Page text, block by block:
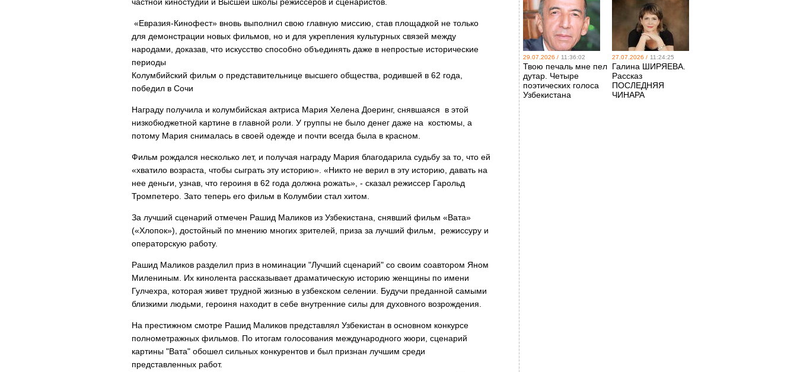
«Евразия-Кинофест» вновь выполнил свою главную миссию, став площадкой не только
для демонстрации новых фильмов, но и для укрепления культурных связей между
народами, доказав, что искусство способно объединять даже в непростые исторические
периоды
Колумбийский фильм о представительнице высшего общества, родившей в 62 года,
победил в Сочи
Награду получила и колумбийская актриса Мария Хелена Доеринг, снявшаяся в этой
низкобюджетной картине в главной роли. У группы не было денег даже на костюмы, а
потому Мария снималась в своей одежде и почти всегда была в красном.
Фильм рождался несколько лет, и получая награду Мария благодарила судьбу за то, что ей
«хватило возраста, чтобы сыграть эту историю». «Никто не верил в эту историю, давать на
нее деньги, узнав, что героиня в 62 года должна рожать», - сказал режиссер Гарольд
Тромпетеро. Зато теперь его фильм в Колумбии стал хитом.
За лучший сценарий отмечен Рашид Маликов из Узбекистана, снявший фильм «Вата»
(«Хлопок»), достойный по мнению многих зрителей, приза за лучший фильм, режиссуру и
операторскую работу.
Рашид Маликов разделил приз в номинации "Лучший сценарий" со своим соавтором Яном
Милениным. Их кинолента рассказывает драматическую историю женщины по имени
Гулчехра, которая живет трудной жизнью в узбекском селении. Будучи преданной самыми
близкими людьми, героиня находит в себе внутренние силы для духовного возрождения.
На престижном смотре Рашид Маликов представлял Узбекистан в основном конкурсе
полнометражных фильмов. По итогам голосования международного жюри, сценарий
картины "Вата" обошел сильных конкурентов и был признан лучшим среди
представленных работ.
29.07.2026 / 11:36:02
Твою печаль мне пел
дутар. Четыре
поэтических голоса
Узбекистана
27.07.2026 / 11:24:25
Галина ШИРЯЕВА.
Рассказ
ПОСЛЕДНЯЯ
ЧИНАРА